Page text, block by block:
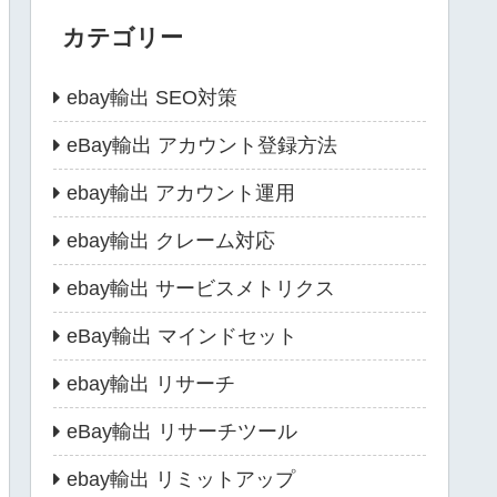
カテゴリー
ebay輸出 SEO対策
eBay輸出 アカウント登録方法
ebay輸出 アカウント運用
ebay輸出 クレーム対応
ebay輸出 サービスメトリクス
eBay輸出 マインドセット
ebay輸出 リサーチ
eBay輸出 リサーチツール
ebay輸出 リミットアップ